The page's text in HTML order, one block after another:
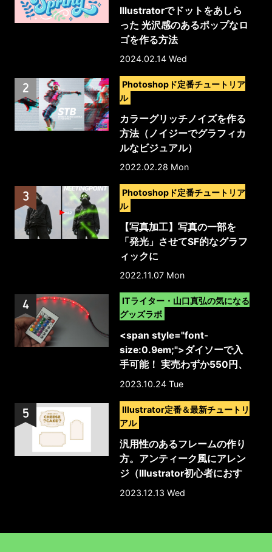
Illustratorでドットをあしら
った 光沢感のあるポップなロ
ゴを作る方法
2024.02.14 Wed
Photoshopド定番チュートリア
ル
カラーグリッチノイズを作る
方法（ノイジーでグラフィカ
ルなビジュアル）
2022.02.28 Mon
Photoshopド定番チュートリア
ル
【写真加工】写真の一部を
「発光」させてSF的なグラフ
ィックに
2022.11.07 Mon
ITライター・山口真弘の気になる
グッズラボ
<span style="font-
size:0.9em;">ダイソーで入
手可能！ 実売わずか550円、
リモコン添付で明るさ調整や
の格安テープライト（上位バ
ージョンの新製品）</span>
2023.10.24 Tue
Illustrator定番＆最新チュートリ
アル
汎用性のあるフレームの作り
方。アンティーク風にアレン
ジ（Illustrator初心者におす
すめ）
2023.12.13 Wed